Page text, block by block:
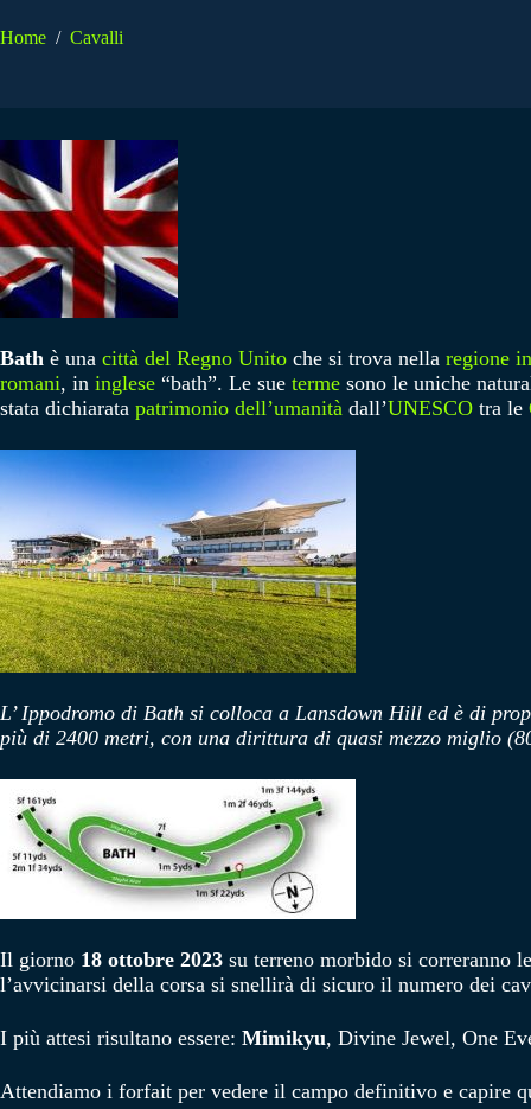
Home / Cavalli
Bath è una città del Regno Unito che si trova nella regione
romani, in inglese “bath”. Le sue terme sono le uniche
stata dichiarata patrimonio dell’umanità dall’UNESCO tra le
L’ Ippodromo di Bath si colloca a Lansdown Hill ed è di
più di 2400 metri, con una dirittura di quasi mezzo miglio
Il giorno 18 ottobre 2023 su terreno morbido si correranno le
l’avvicinarsi della corsa si snellirà di sicuro il numero dei
I più attesi risultano essere: Mimikyu, Divine Jewel, One
Attendiamo i forfait per vedere il campo definitivo e capire